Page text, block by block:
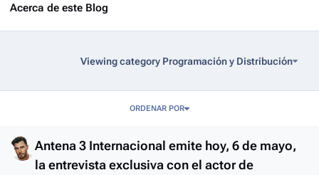
Acerca de este Blog
Viewing category Programación y Distribución
ORDENAR POR
Antena 3 Internacional emite hoy, 6 de mayo,
la entrevista exclusiva con el actor de